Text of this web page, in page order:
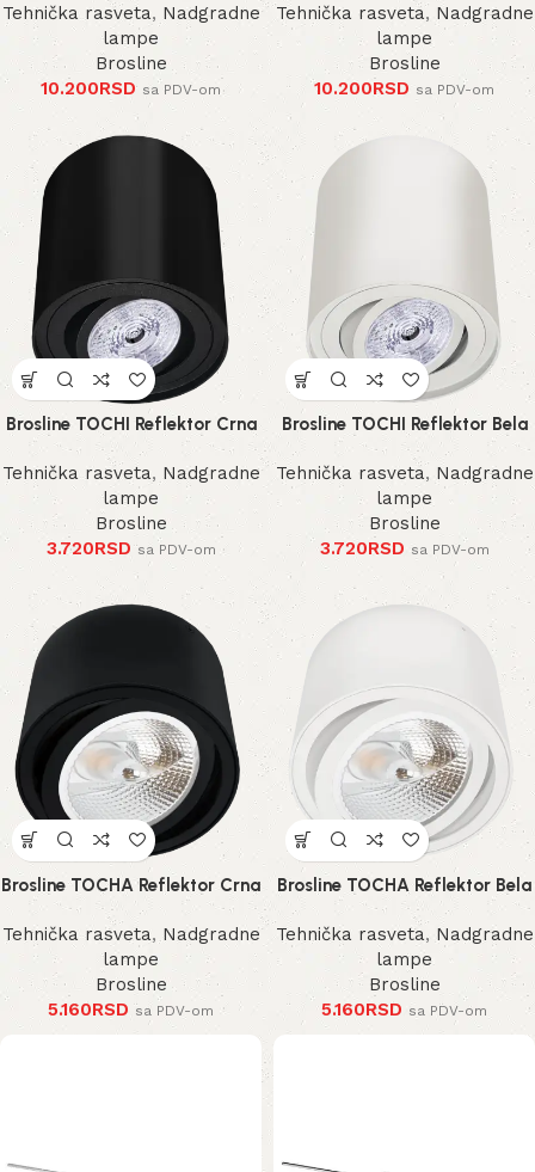
Tehnička rasveta, Nadgradne
lampe
Brosline
10.200RSD sa PDV-om
Tehnička rasveta, Nadgradne
lampe
Brosline
10.200RSD sa PDV-om
Brosline TOCHI Reflektor Crna
Tehnička rasveta, Nadgradne
lampe
Brosline
3.720RSD sa PDV-om
Brosline TOCHI Reflektor Bela
Tehnička rasveta, Nadgradne
lampe
Brosline
3.720RSD sa PDV-om
Brosline TOCHA Reflektor Crna
Tehnička rasveta, Nadgradne
lampe
Brosline
5.160RSD sa PDV-om
Brosline TOCHA Reflektor Bela
Tehnička rasveta, Nadgradne
lampe
Brosline
5.160RSD sa PDV-om